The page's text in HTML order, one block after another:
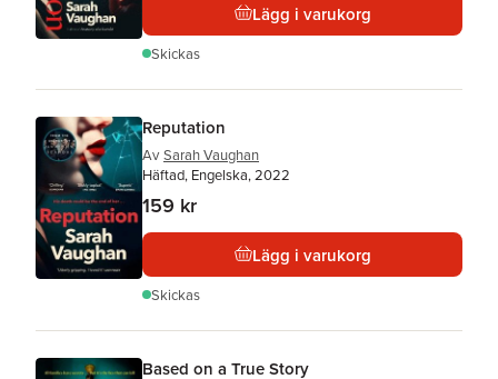
Lägg i varukorg
Skickas
Reputation
Av Sarah Vaughan
Häftad, Engelska, 2022
159 kr
Lägg i varukorg
Skickas
Based on a True Story